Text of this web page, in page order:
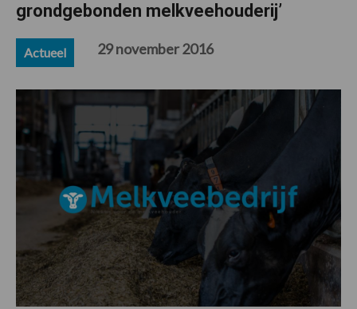
grondgebonden melkveehouderij’
Actueel 29 november 2016